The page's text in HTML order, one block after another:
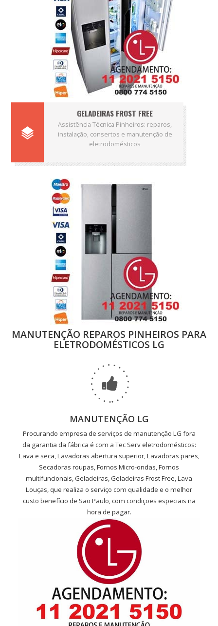
GELADEIRAS FROST FREE
Assistência Técnica Pinheiros: reparos,
instalação, consertos e manutenção de
eletrodomésticos
MANUTENÇÃO REPAROS PINHEIROS PARA
ELETRODOMÉSTICOS LG
MANUTENÇÃO LG
Procurando empresa de serviços de manutenção LG fora
da garantia da fábrica é com a Tec Serv eletrodomésticos:
Lava e seca, Lavadoras abertura superior, Lavadoras pares,
Secadoras roupas, Fornos Micro-ondas, Fornos
multifuncionais, Geladeiras, Geladeiras Frost Free, Lava
Louças, que realiza o serviço com qualidade e o melhor
custo benefício de São Paulo, com condições especiais na
hora de pagar.